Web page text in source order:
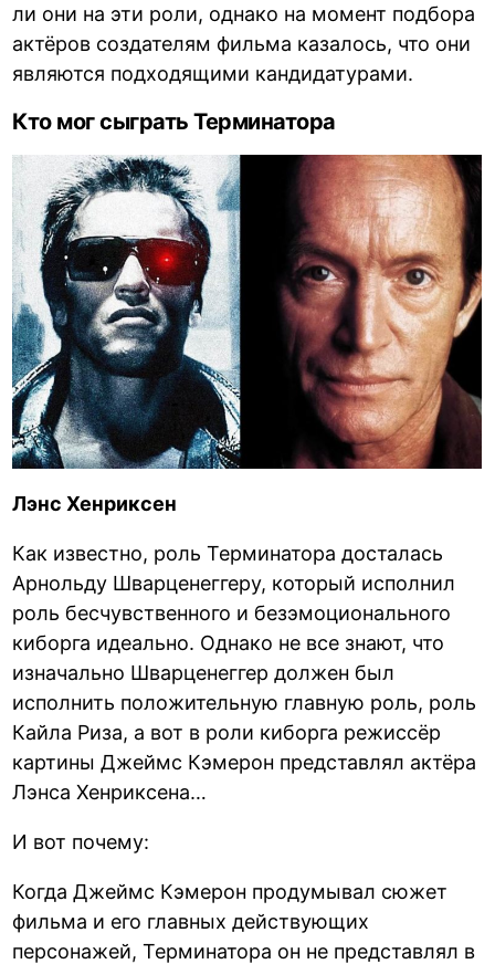
ли они на эти роли, однако на момент подбора
актёров создателям фильма казалось, что они
являются подходящими кандидатурами.
Кто мог сыграть Терминатора
Лэнс Хенриксен
Как известно, роль Терминатора досталась
Арнольду Шварценеггеру, который исполнил
роль бесчувственного и безэмоционального
киборга идеально. Однако не все знают, что
изначально Шварценеггер должен был
исполнить положительную главную роль, роль
Кайла Риза, а вот в роли киборга режиссёр
картины Джеймс Кэмерон представлял актёра
Лэнса Хенриксена…
И вот почему:
Когда Джеймс Кэмерон продумывал сюжет
фильма и его главных действующих
персонажей, Терминатора он не представлял в